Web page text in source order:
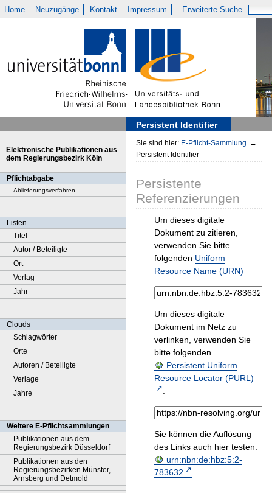
Home Neuzugänge Kontakt Impressum Erweiterte Suche
Persistent Identifier
Elektronische Publikationen aus
dem Regierungsbezirk Köln
Pflichtabgabe
Ablieferungsverfahren
Listen
Titel
Autor / Beteiligte
Ort
Verlag
Jahr
Clouds
Schlagwörter
Orte
Autoren / Beteiligte
Verlage
Jahre
Weitere E-Pflichtsammlungen
Publikationen aus dem
Regierungsbezirk Düsseldorf
Publikationen aus den
Regierungsbezirken Münster,
Arnsberg und Detmold
Sie sind hier: E-Pflicht-Sammlung →
Persistent Identifier
Persistente
Referenzierungen
Um dieses digitale
Dokument zu zitieren,
verwenden Sie bitte
folgenden Uniform
Resource Name (URN)
Um dieses digitale
Dokument im Netz zu
verlinken, verwenden Sie
bitte folgenden
Persistent Uniform
Resource Locator (PURL)
:
Sie können die Auflösung
des Links auch hier testen:
urn:nbn:de:hbz:5:2-
783632